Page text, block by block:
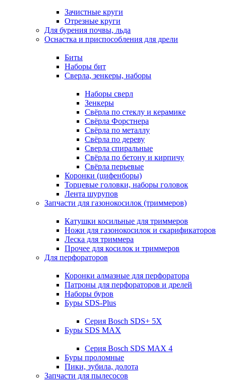
Зачистные круги
Отрезные круги
Для бурения почвы, льда
Оснастка и приспособления для дрели
Биты
Наборы бит
Сверла, зенкеры, наборы
Наборы сверл
Зенкеры
Свёрла по стеклу и керамике
Свёрла Форстнера
Свёрла по металлу
Свёрла по дереву
Сверла спиральные
Свёрла по бетону и кирпичу
Свёрла перьевые
Коронки (цифенборы)
Торцевые головки, наборы головок
Лента шурупов
Запчасти для газонокосилок (триммеров)
Катушки косильные для триммеров
Ножи для газонокосилок и скарификаторов
Леска для триммера
Прочее для косилок и триммеров
Для перфораторов
Коронки алмазные для перфоратора
Патроны для перфораторов и дрелей
Наборы буров
Буры SDS-Plus
Серия Bosch SDS+ 5X
Буры SDS MAX
Серия Bosch SDS MAX 4
Буры проломные
Пики, зубила, долота
Запчасти для пылесосов